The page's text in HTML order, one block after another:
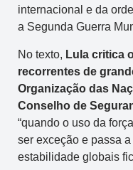
internacional e da
a Segunda Guerra
No texto, Lula critica
recorrentes de
Organização das
Conselho de
“quando o uso da
ser exceção e passa
estabilidade globais